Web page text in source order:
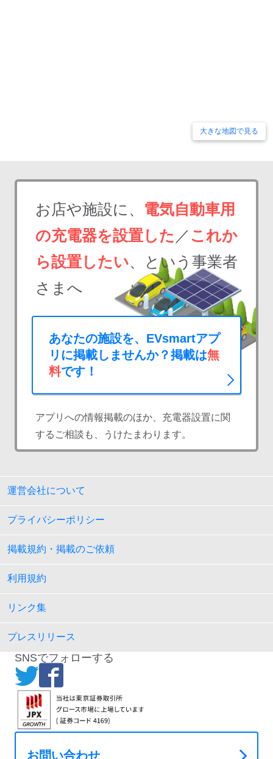
大きな地図で見る
お店や施設に、 電気自動車用
の充電器を設置した ／ これか
ら設置したい、という事業者
さまへ
あなたの施設を、EVsmartアプ
リに掲載しませんか？掲載は無
料です！
アプリへの情報掲載のほか、充電器設置に関
するご相談も、うけたまわります。
運営会社について
プライバシーポリシー
掲載規約・掲載のご依頼
利用規約
リンク集
プレスリリース
SNSでフォローする
お問い合わせ